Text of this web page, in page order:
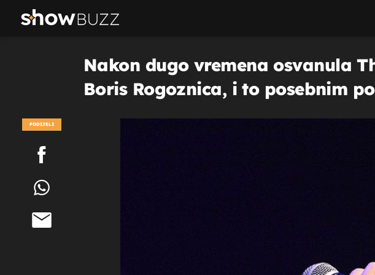
Nakon dugo vremena osvanula
Boris Rogoznica, i to posebnim
PODIJELI